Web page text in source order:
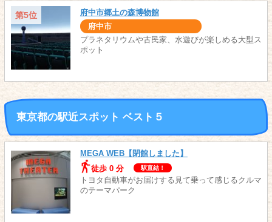
第5位 府中市郷土の森博物館
府中市
プラネタリウムや古民家、水遊びが楽しめる大型ス
ポット
東京都の駅近スポット ベスト５
MEGA WEB【閉館しました】
徒歩 0 分
駅直結！
トヨタ自動車がお届けする見て乗って感じるクルマ
のテーマパーク